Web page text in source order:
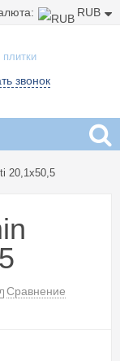
RUB
плитки
звонок
20,1x50,5
Сравнение